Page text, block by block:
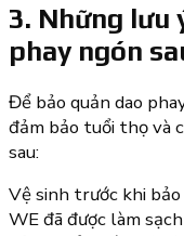
3. Những lưu
phay ngón
Để bảo quản dao
đảm bảo tuổi thọ và
sau:
Vệ sinh trước khi
WE đã được làm